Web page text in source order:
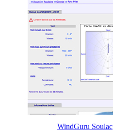
WindGuru Soulac